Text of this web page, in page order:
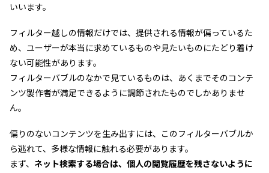
いいます。
フィルター越しの情報だけでは、提供される情報が偏っているた
め、ユーザーが本当に求めているものや見たいものにたどり着け
ない可能性があります。
フィルターバブルのなかで見ているものは、あくまでそのコンテ
ンツ製作者が満足できるように調節されたものでしかありませ
ん。
偏りのないコンテンツを生み出すには、このフィルターバブルか
ら逃れて、多様な情報に触れる必要があります。
まず、 ネット検索する場合は、個人の閲覧履歴を残さないように